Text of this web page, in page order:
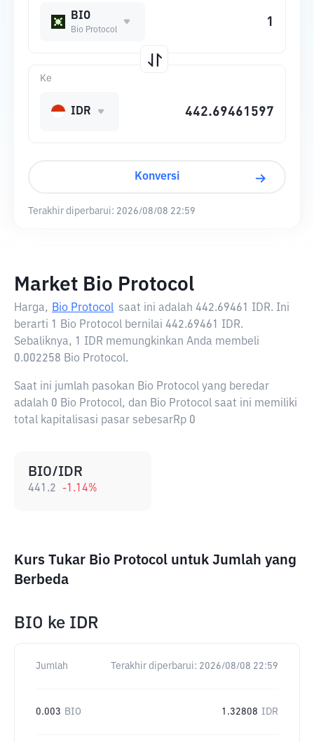
BIO
Bio Protocol
Ke
IDR
Konversi
Terakhir diperbarui: 2026/08/08 22:59
Market Bio Protocol
Harga, Bio Protocol saat ini adalah 442.69461 IDR. Ini
berarti 1 Bio Protocol bernilai 442.69461 IDR.
Sebaliknya, 1 IDR memungkinkan Anda membeli
0.002258 Bio Protocol.
Saat ini jumlah pasokan Bio Protocol yang beredar
adalah 0 Bio Protocol, dan Bio Protocol saat ini memiliki
total kapitalisasi pasar sebesarRp 0
BIO/IDR
441.2 -1.14%
Kurs Tukar Bio Protocol untuk Jumlah yang
Berbeda
BIO ke IDR
Jumlah Terakhir diperbarui: 2026/08/08 22:59
0.003 BIO 1.32808 IDR